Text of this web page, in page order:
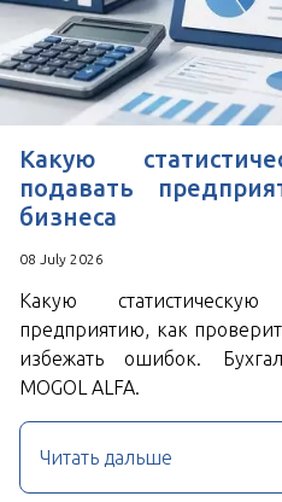
Поля, отмеченные знаком
заполнению
Нажимая кнопку Отправить
Пользовательским
Какую
подавать
бизнеса
08 July 2026
Какую
предприятию, как
избежать ошибок.
MOGOL ALFA.
Читать дальше